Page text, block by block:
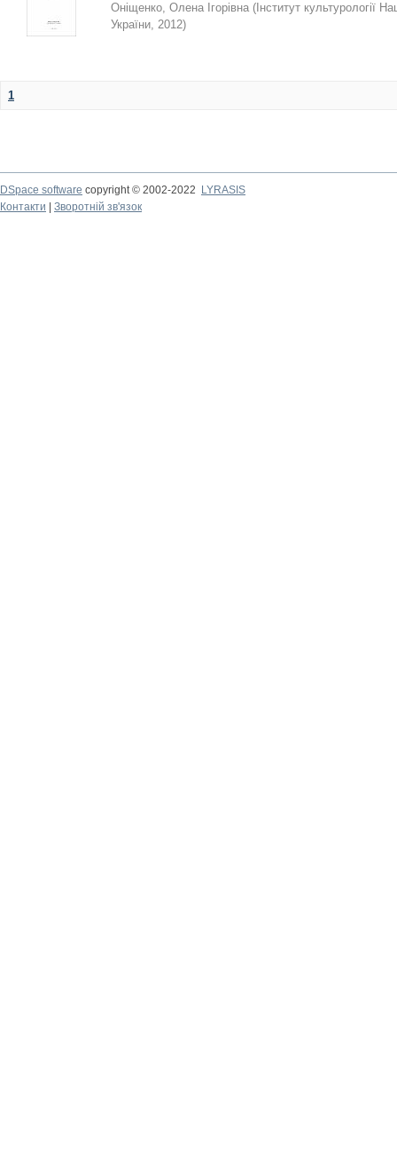
Оніщенко, Олена Ігорівна ( Інститут культурології
України, 2012)
1
DSpace software copyright © 2002-2022
LYRASIS
Контакти
Зворотній зв'язок